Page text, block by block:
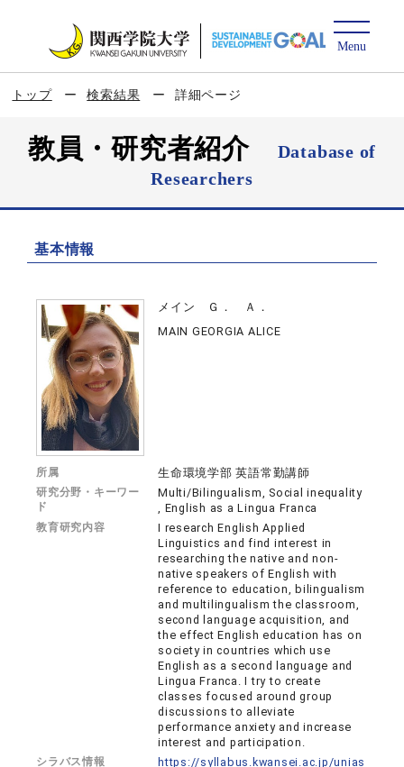
トップ 検索結果 詳細ページ
教員・研究者紹介
Database of
Researchers
基本情報
メイン Ｇ． Ａ．
MAIN GEORGIA ALICE
所属 生命環境学部 英語常勤講師
研究分野・キーワー
ド
Multi/Bilingualism, Social inequality
, English as a Lingua Franca
教育研究内容
I research English Applied
Linguistics and find interest in
researching the native and non-
native speakers of English with
reference to education, bilingualism
and multilingualism the classroom,
second language acquisition, and
the effect English education has on
society in countries which use
English as a second language and
Lingua Franca. I try to create
classes focused around group
discussions to alleviate
performance anxiety and increase
interest and participation.
シラバス情報
https://syllabus.kwansei.ac.jp/unias